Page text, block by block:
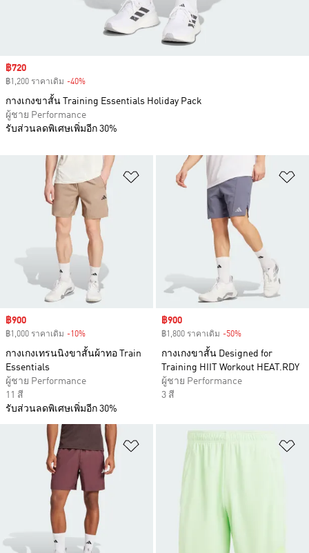
เพิ่มไปยังรายการสินค้าโปรด
Sale price
฿900
฿1,000 ราคาเดิม -10%
กางเกงเทรนนิงขาสั้นผ้าทอ Train
Essentials
ผู้ชาย Performance
11 สี
รับส่วนลดพิเศษเพิ่มอีก 30%
Sale price
฿900
฿1,800 ราคาเดิม -50%
กางเกงขาสั้น Designed for
Training HIIT Workout HEAT.RDY
ผู้ชาย Performance
3 สี
เพิ่มไปยังรายการสินค้าโปรด
Sale price
฿720
฿1,200 ราคาเดิม -40%
กางเกงขาสั้น Training Essentials Holiday Pack
ผู้ชาย Performance
รับส่วนลดพิเศษเพิ่มอีก 30%